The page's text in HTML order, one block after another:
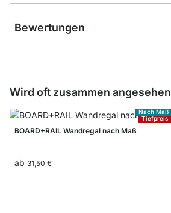
Bewertungen
Wird oft zusammen angesehen
Tiefpreis
Nach Maß
BOARD+RAIL Wandregal nach Maß
ab 31,50 €